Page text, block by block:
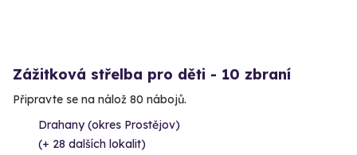
Zážitková střelba pro děti - 10 zbraní
Připravte se na nálož 80 nábojů.
Drahany (okres Prostějov)
(+ 28 dalších lokalit)